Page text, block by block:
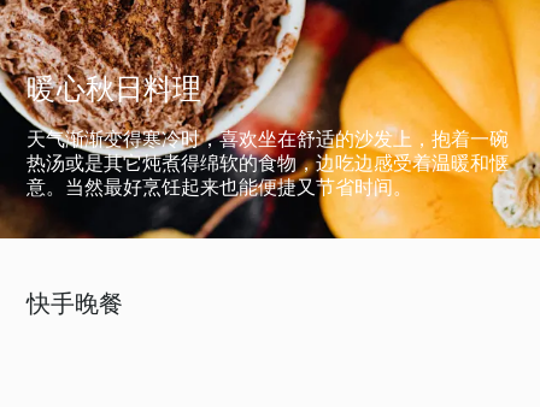
暖心秋日料理
天气渐渐变得寒冷时，喜欢坐在舒适的沙发上，抱着一碗
热汤或是其它炖煮得绵软的食物，边吃边感受着温暖和惬
意。当然最好烹饪起来也能便捷又节省时间。
快手晚餐